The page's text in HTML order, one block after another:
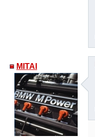
MITAI